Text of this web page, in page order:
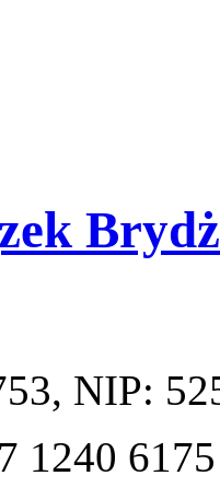
, NIP:
1240